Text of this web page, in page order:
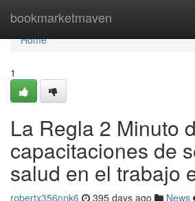
bookmarketmaven
Home
Home
1
La Regla 2 Minuto
capacitaciones de
salud en el trabajo
robertx356nnk6 395 days ago News